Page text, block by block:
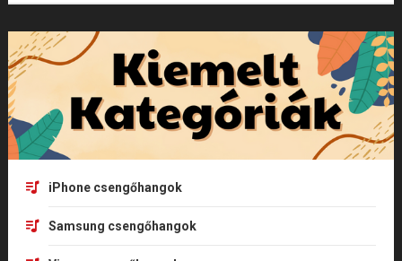
iPhone csengőhangok
Samsung csengőhangok